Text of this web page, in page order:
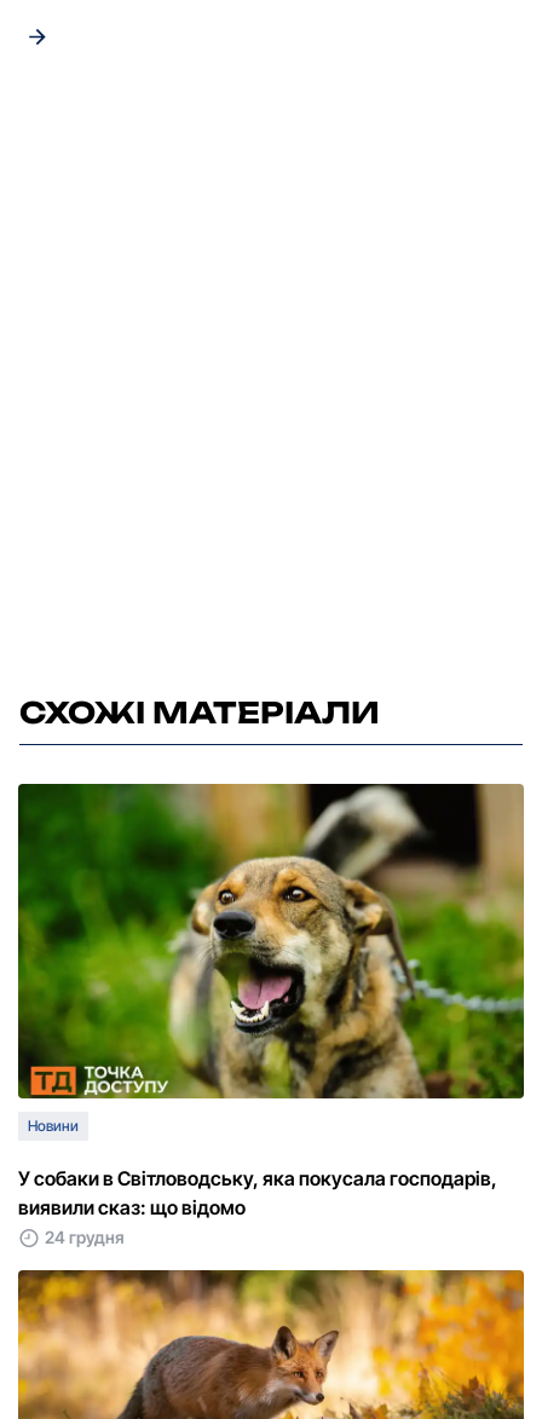
СХОЖІ МАТЕРІАЛИ
Новини
У собаки в Світловодську, яка покусала господарів,
виявили сказ: що відомо
24 грудня